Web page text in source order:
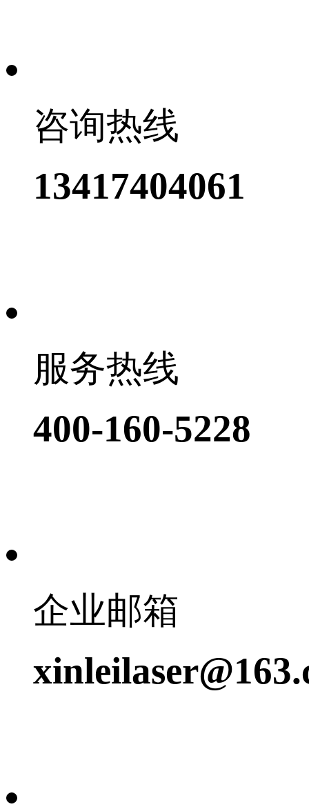
咨询热线
13417404061
服务热线
400-160-5228
企业邮箱